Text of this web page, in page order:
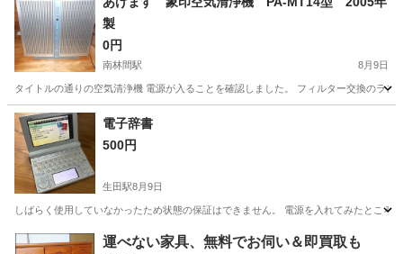
製
0円
南林間駅 8月9日
タイトルの通りの空気清浄機 電源が入ることを確認しました。 フィルター交換のラ
神奈川 座間市 南林間駅
電子辞書
500円
生田駅8月9日
しばらく使用していなかったため状態の保証はできません。 電源を入れてみたとこ
神奈川 川崎市 生田駅 その他 電子辞書
運べない家具、無料でお伺い＆即買取も